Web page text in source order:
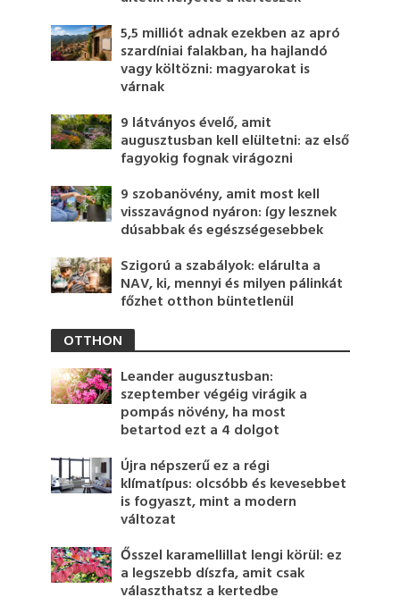
5,5 milliót adnak ezekben az apró
szardíniai falakban, ha hajlandó
vagy költözni: magyarokat is
várnak
9 látványos évelő, amit
augusztusban kell elültetni: az első
fagyokig fognak virágozni
9 szobanövény, amit most kell
visszavágnod nyáron: így lesznek
dúsabbak és egészségesebbek
Szigorú a szabályok: elárulta a
NAV, ki, mennyi és milyen pálinkát
főzhet otthon büntetlenül
OTTHON
Leander augusztusban:
szeptember végéig virágik a
pompás növény, ha most
betartod ezt a 4 dolgot
Újra népszerű ez a régi
klímatípus: olcsóbb és kevesebbet
is fogyaszt, mint a modern
változat
Ősszel karamellillat lengi körül: ez
a legszebb díszfa, amit csak
választhatsz a kertedbe